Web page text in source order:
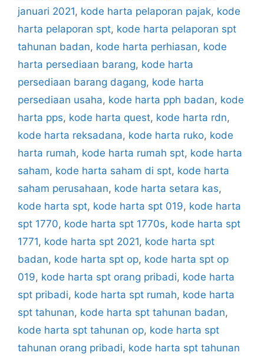
januari 2021, kode harta pelaporan pajak, kode
harta pelaporan spt, kode harta pelaporan spt
tahunan badan, kode harta perhiasan, kode
harta persediaan barang, kode harta
persediaan barang dagang, kode harta
persediaan usaha, kode harta pph badan, kode
harta pps, kode harta quest, kode harta rdn,
kode harta reksadana, kode harta ruko, kode
harta rumah, kode harta rumah spt, kode harta
saham, kode harta saham di spt, kode harta
saham perusahaan, kode harta setara kas,
kode harta spt, kode harta spt 019, kode harta
spt 1770, kode harta spt 1770s, kode harta spt
1771, kode harta spt 2021, kode harta spt
badan, kode harta spt op, kode harta spt op
019, kode harta spt orang pribadi, kode harta
spt pribadi, kode harta spt rumah, kode harta
spt tahunan, kode harta spt tahunan badan,
kode harta spt tahunan op, kode harta spt
tahunan orang pribadi, kode harta spt tahunan